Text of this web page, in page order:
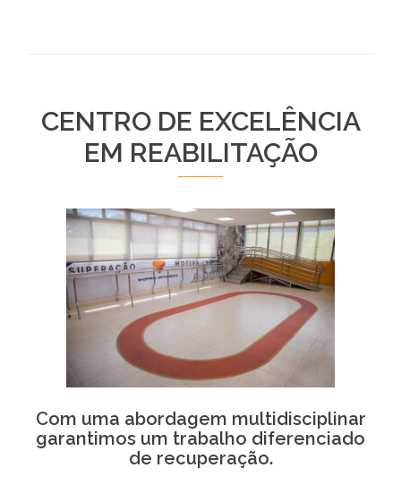
CENTRO DE EXCELÊNCIA
EM REABILITAÇÃO
Com uma abordagem multidisciplinar
garantimos um trabalho diferenciado
de recuperação.